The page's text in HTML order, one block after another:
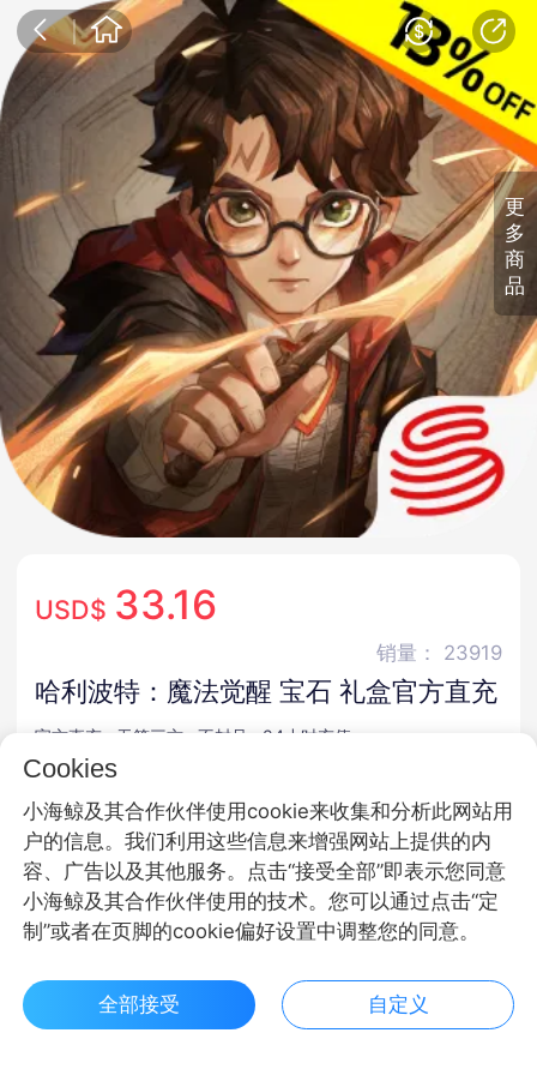
更
多
商
品
USD$ 33.16
销量： 23919
哈利波特：魔法觉醒 宝石 礼盒官方直充
官方直充 · 无第三方 · 不封号 · 24小时充值
商品规格
星石
商品面额
680星石 1280星石 1980星石
$ 33.16立即购买
Cookies
小海鲸及其合作伙伴使用cookie来收集和分析此网站用
户的信息。我们利用这些信息来增强网站上提供的内
容、广告以及其他服务。点击“接受全部”即表示您同意
小海鲸及其合作伙伴使用的技术。您可以通过点击“定
制”或者在页脚的cookie偏好设置中调整您的同意。
全部接受 自定义